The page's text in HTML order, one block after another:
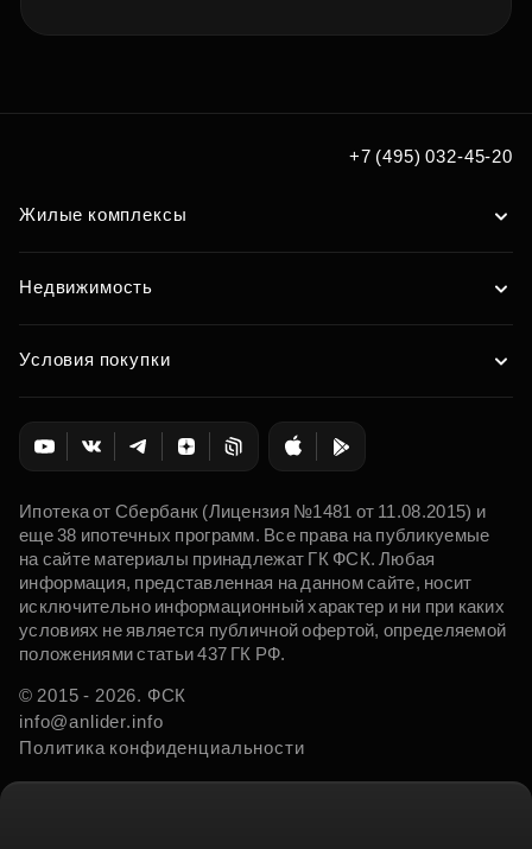
+7 (495) 032-45-20
Жилые комплексы
Недвижимость
Условия покупки
Ипотека от Сбербанк (Лицензия №1481 от 11.08.2015) и
еще 38 ипотечных программ. Все права на публикуемые
на сайте материалы принадлежат ГК ФСК. Любая
информация, представленная на данном сайте, носит
исключительно информационный характер и ни при каких
условиях не является публичной офертой, определяемой
положениями статьи 437 ГК РФ.
© 2015 - 2026. ФСК
info@anlider.info
Политика конфиденциальности